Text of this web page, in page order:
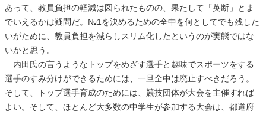
あって、教員負担の軽減は図られたものの、果たして「英断」とま
でいえるかは疑問だ。№1を決めるための全中を何としてでも残した
いがために、教員負担を減らしスリム化したというのが実態ではな
いかと思う。
内田氏の言うようなトップをめざす選手と趣味でスポーツをする
選手のすみ分けができるためには、一旦全中は廃止すべきだろう。
そして、トップ選手育成のためには、競技団体が大会を主催すれば
よい。そして、ほとんど大多数の中学生が参加する大会は、都道府